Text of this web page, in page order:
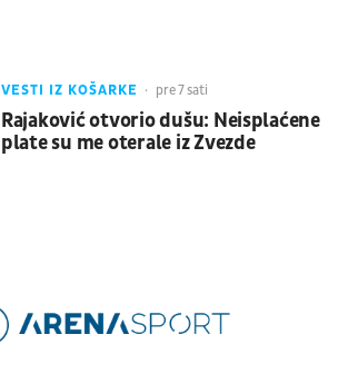
VESTI IZ KOŠARKE pre 7 sati
Rajaković otvorio dušu: Neisplaćene
plate su me oterale iz Zvezde